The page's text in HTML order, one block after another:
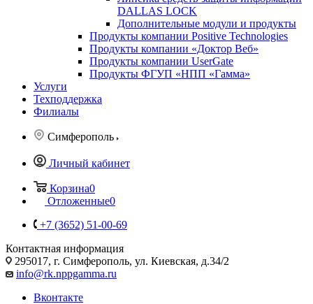
DALLAS LOCK
Дополнительные модули и продукты
Продукты компании Positive Technologies
Продукты компании «Доктор Веб»
Продукты компании UserGate
Продукты ФГУП «НПП «Гамма»
Услуги
Техподдержка
Филиалы
Симферополь
Личный кабинет
Корзина0
Отложенные0
+7 (3652) 51-00-69
Контактная информация
295017, г. Симферополь, ул. Киевская, д.34/2
info@rk.nppgamma.ru
Вконтакте